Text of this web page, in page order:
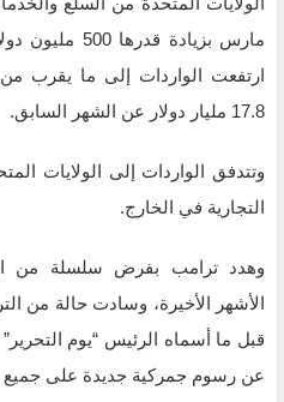
مارس بزيادة
17.8 مليار دولار عن الشهر السابق.
وتتدفق الواردات إلى الولايات
التجارية في الخارج.
وهدد ترامب بفرض سلسلة من
الأشهر الأخيرة، وسادت حالة من
قبل ما أسماه الرئيس “يوم
عن رسوم جمركية جديدة على جميع